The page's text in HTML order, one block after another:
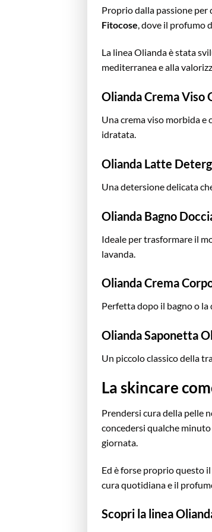
Proprio dalla passione
Fitocose, dove il profumo
La linea Olianda è stata
mediterranea e alla
Olianda Crema Viso
Una crema viso morbida
idratata.
Olianda Latte
Una detersione delicata
Olianda Bagno
Ideale per trasformare il
lavanda.
Olianda Crema
Perfetta dopo il bagno o
Olianda Saponetta
Un piccolo classico della
La skincare
Prendersi cura della pelle
concedersi qualche
giornata.
Ed è forse proprio questo
cura quotidiana e il
Scopri la linea